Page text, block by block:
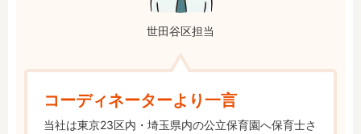
世田谷区担当
コーディネーターより一言
当社は東京23区内・埼玉県内の公立保育園へ保育士さ